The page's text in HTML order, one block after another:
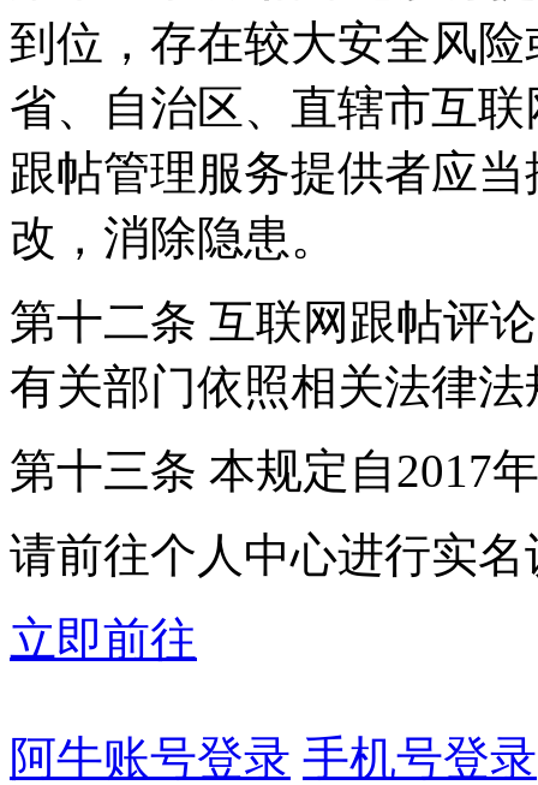
到位，存在较大安全风
省、自治区、直辖市互
跟帖管理服务提供者应
改，消除隐患。
第十二条 互联网跟帖评
有关部门依照相关法律
第十三条 本规定自2017
请前往个人中心进行实名
立即前往
阿牛账号登录 手机号登录